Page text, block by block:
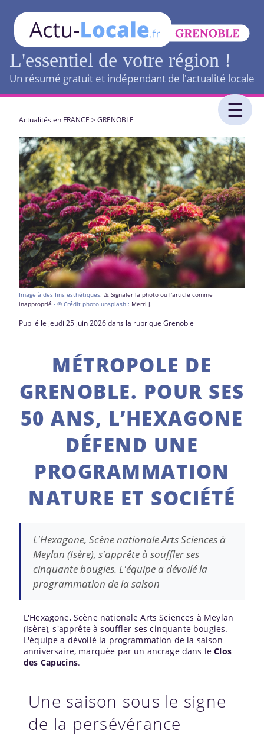
L'essentiel de votre région !
Un résumé gratuit et indépendant de l'actualité locale
Actualités en FRANCE >GRENOBLE
Image à des fins esthétiques. ⚠️ Signaler la photo ou l'article comme
inapproprié - © Crédit photo unsplash : Merri J.
Publié le jeudi 25 juin 2026 dans la rubrique Grenoble
MÉTROPOLE DE
GRENOBLE. POUR SES
50 ANS, L’HEXAGONE
DÉFEND UNE
PROGRAMMATION
NATURE ET SOCIÉTÉ
L'Hexagone, Scène nationale Arts Sciences à
Meylan (Isère), s'apprête à souffler ses
cinquante bougies. L'équipe a dévoilé la
programmation de la saison
L'Hexagone, Scène nationale Arts Sciences à Meylan
(Isère), s'apprête à souffler ses cinquante bougies.
L'équipe a dévoilé la programmation de la saison
anniversaire, marquée par un ancrage dans leClos
des Capucins.
Une saison sous le signe
de la persévérance